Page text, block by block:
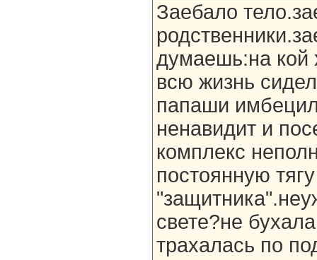
Заебало
думаешь:на кой
всю жизнь
папаши
ненавидит и
комплекс
постоянную
свете?не
трахалась по